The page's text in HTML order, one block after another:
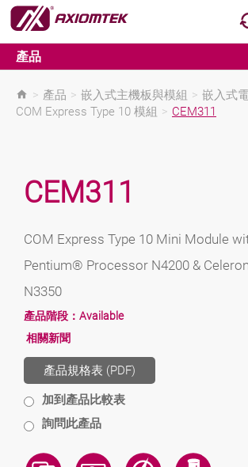
產品
> 產品 > 嵌入式主機板與模組 > 嵌入式
COM Express Type 10 模組 > CEM311
CEM311
COM Express Type 10 Mini Module
Pentium® Processor N4200 &
N3350
產品階段： Available
相關新聞
產品規格表 (PDF)
加到產品比較表
詢問此產品